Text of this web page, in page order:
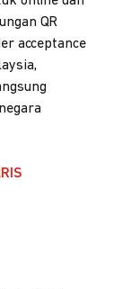
QR
acceptance